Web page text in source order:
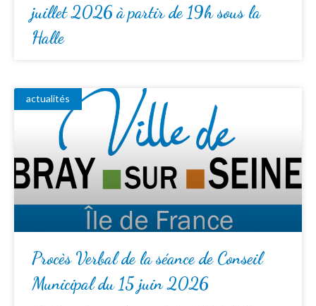
juillet 2026 à partir de 19h sous la
Halle
actualités
Procès Verbal de la séance de Conseil
Municipal du 15 juin 2026